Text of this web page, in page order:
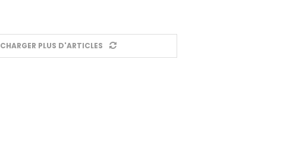
CHARGER PLUS D'ARTICLES